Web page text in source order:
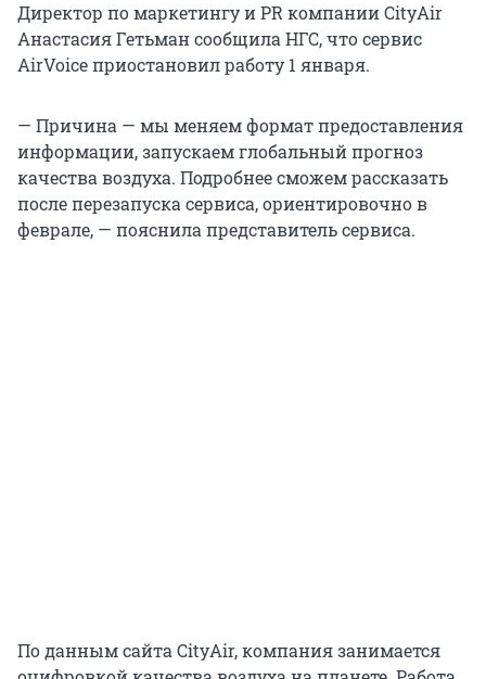
Директор по маркетингу и PR компании CityAir
Анастасия Гетьман сообщила НГС, что сервис
AirVoice приостановил работу 1 января.
— Причина — мы меняем формат предоставления
информации, запускаем глобальный прогноз
качества воздуха. Подробнее сможем рассказать
после перезапуска сервиса, ориентировочно в
феврале, — пояснила представитель сервиса.
По данным сайта CityAir, компания занимается